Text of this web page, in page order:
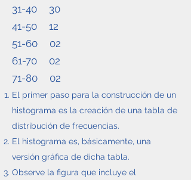
31-40 30
41-50 12
51-60 02
61-70 02
71-80 02
El primer paso para la construcción de un
histograma es la creación de una tabla de
distribución de frecuencias.
El histograma es, básicamente, una
versión gráfica de dicha tabla.
Observe la figura que incluye el